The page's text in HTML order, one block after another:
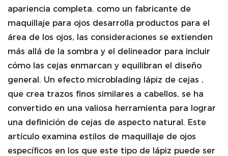
apariencia completa. como un fabricante de
maquillaje para ojos desarrolla productos para el
área de los ojos, las consideraciones se extienden
más allá de la sombra y el delineador para incluir
cómo las cejas enmarcan y equilibran el diseño
general. Un efecto microblading lápiz de cejas ,
que crea trazos finos similares a cabellos, se ha
convertido en una valiosa herramienta para lograr
una definición de cejas de aspecto natural. Este
artículo examina estilos de maquillaje de ojos
específicos en los que este tipo de lápiz puede ser